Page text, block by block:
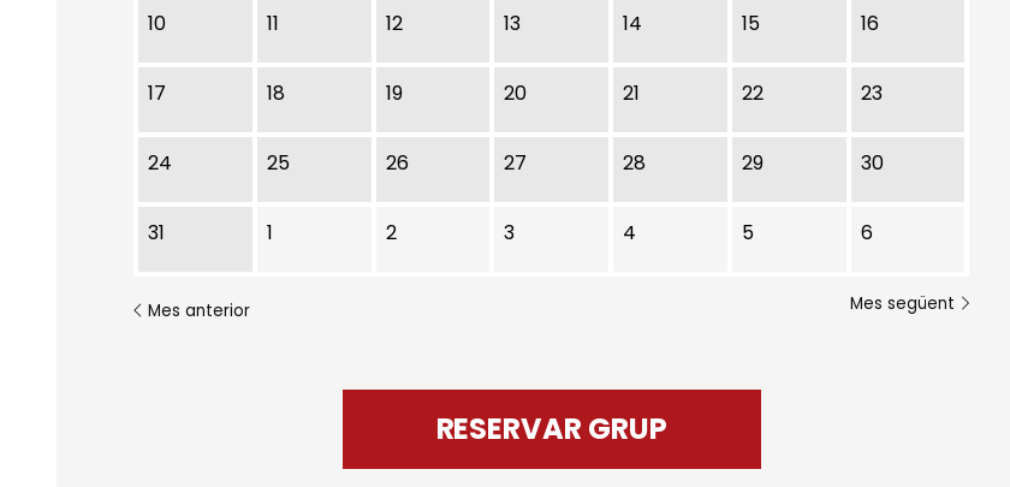
10 11 12 13 14 15 16
17 18 19 20 21 22 23
24 25 26 27 28 29 30
31 1 2 3 4 5 6
Mes anterior Mes següent
RESERVAR GRUP